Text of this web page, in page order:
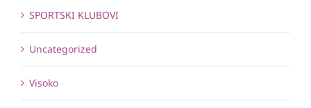
SPORTSKI KLUBOVI
Uncategorized
Visoko